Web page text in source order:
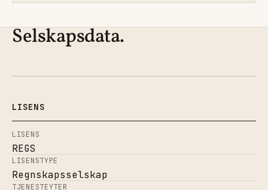
Selskapsdata.
LISENS
LISENS
REGS
LISENSTYPE
Regnskapsselskap
TJENESTEYTER